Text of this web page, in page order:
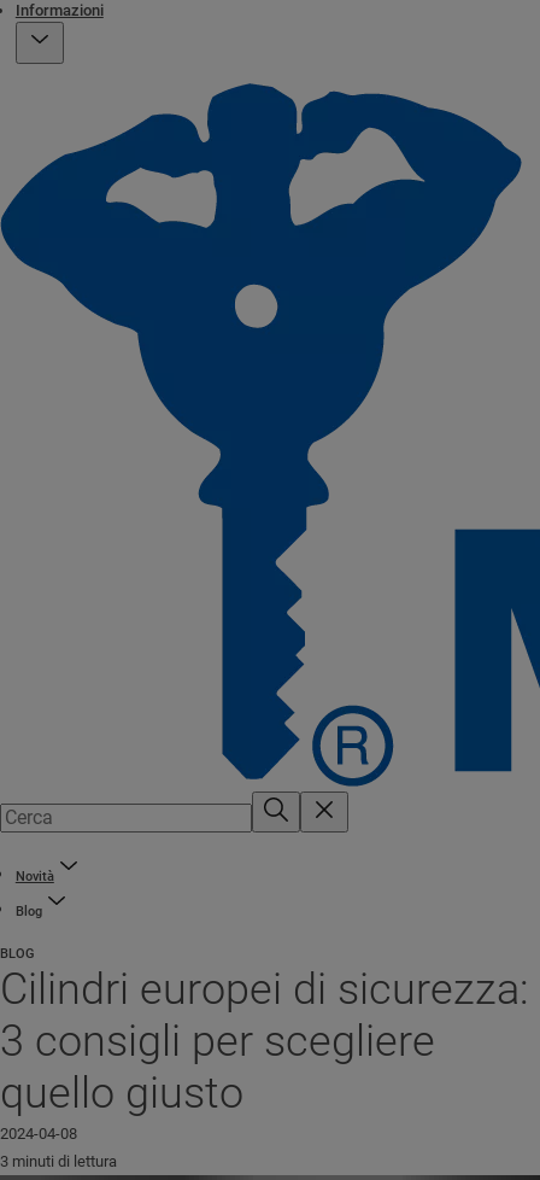
Informazioni
Novità
Blog
BLOG
Cilindri europei di sicurezza:
3 consigli per scegliere
quello giusto
2024-04-08
3 minuti di lettura